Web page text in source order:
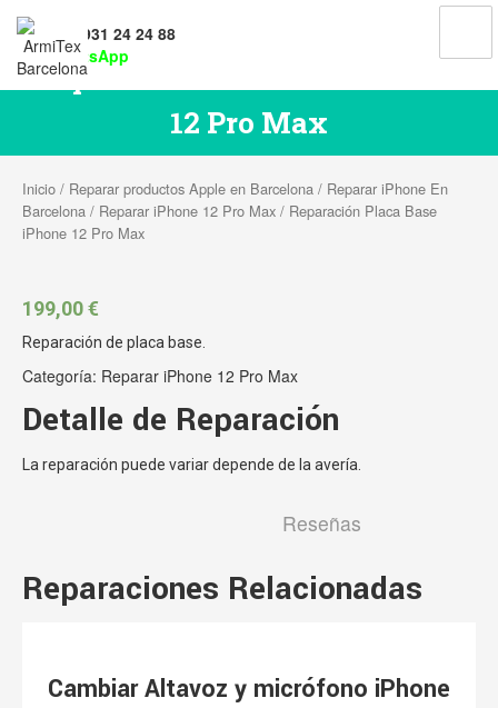
Tel: 931 24 24 88
WhatsApp
Reparación Placa Base iPhone
12 Pro Max
Inicio / Reparar productos Apple en Barcelona / Reparar iPhone En
Barcelona / Reparar iPhone 12 Pro Max / Reparación Placa Base
iPhone 12 Pro Max
199,00€
Reparación de placa base.
Categoría: Reparar iPhone 12 Pro Max
Detalle de Reparación
La reparación puede variar depende de la avería.
Reseñas
Reparaciones Relacionadas
Cambiar Altavoz y micrófono iPhone